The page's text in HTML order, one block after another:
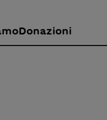
Donazioni